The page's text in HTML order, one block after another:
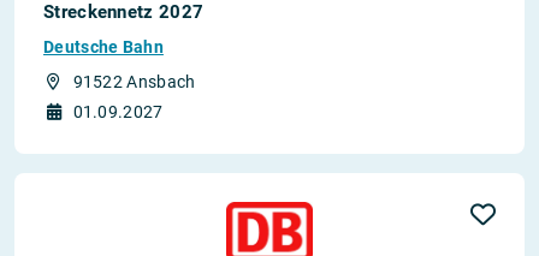
Streckennetz 2027
Deutsche Bahn
91522 Ansbach
01.09.2027